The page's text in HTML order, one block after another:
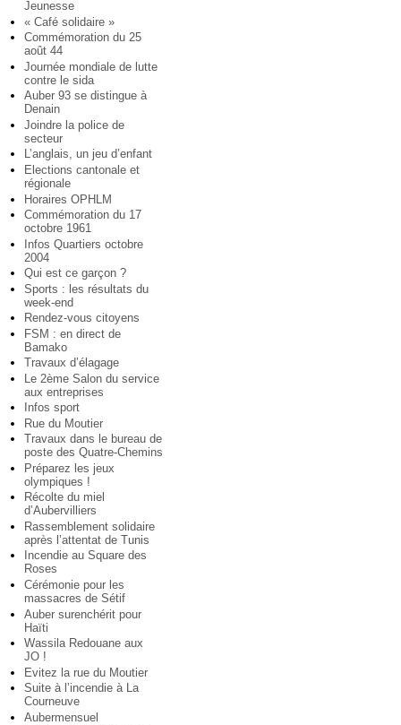
Jeunesse
« Café solidaire »
Commémoration du 25
août 44
Journée mondiale de lutte
contre le sida
Auber 93 se distingue à
Denain
Joindre la police de
secteur
L’anglais, un jeu d’enfant
Elections cantonale et
régionale
Horaires OPHLM
Commémoration du 17
octobre 1961
Infos Quartiers octobre
2004
Qui est ce garçon ?
Sports : les résultats du
week-end
Rendez-vous citoyens
FSM : en direct de
Bamako
Travaux d’élagage
Le 2ème Salon du service
aux entreprises
Infos sport
Rue du Moutier
Travaux dans le bureau de
poste des Quatre-Chemins
Préparez les jeux
olympiques !
Récolte du miel
d’Aubervilliers
Rassemblement solidaire
après l’attentat de Tunis
Incendie au Square des
Roses
Cérémonie pour les
massacres de Sétif
Auber surenchérit pour
Haïti
Wassila Redouane aux
JO !
Evitez la rue du Moutier
Suite à l’incendie à La
Courneuve
Aubermensuel